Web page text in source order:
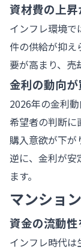
資材費の上
インフレ環境
件の供給が抑え
要が高まり、売
金利の動向
2026年の金利
希望者の判断に
購入意欲が下が
逆に、金利が安
ます。
マンショ
資金の流動
インフレ時代